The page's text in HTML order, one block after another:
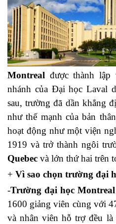
Montreal được thành
nhánh của Đại học Laval
sau, trường đã dần khẳng
như thế mạnh của bản
hoạt động như một viện
1919 và trở thành ngôi
Quebec và lớn thứ hai trên
+ Vì sao chọn trường đại
-Trường đại học Montreal
1600 giảng viên cùng với
và nhân viên hỗ trợ đều